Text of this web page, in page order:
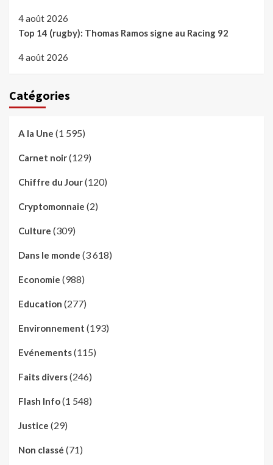
4 août 2026
Top 14 (rugby): Thomas Ramos signe au Racing 92
4 août 2026
Catégories
A la Une (1 595)
Carnet noir(129)
Chiffre du Jour(120)
Cryptomonnaie (2)
Culture (309)
Dans le monde (3 618)
Economie (988)
Education (277)
Environnement (193)
Evénements(115)
Faits divers(246)
Flash Info(1 548)
Justice (29)
Non classé (71)